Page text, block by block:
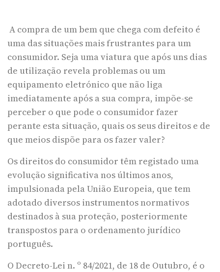
A compra de um bem que chega com defeito é
uma das situações mais frustrantes para um
consumidor. Seja uma viatura que após uns dias
de utilização revela problemas ou um
equipamento eletrónico que não liga
imediatamente após a sua compra, impõe-se
perceber o que pode o consumidor fazer
perante esta situação, quais os seus direitos e de
que meios dispõe para os fazer valer?
Os direitos do consumidor têm registado uma
evolução significativa nos últimos anos,
impulsionada pela União Europeia, que tem
adotado diversos instrumentos normativos
destinados à sua proteção, posteriormente
transpostos para o ordenamento jurídico
português.
O Decreto-Lei n. º 84/2021, de 18 de Outubro, é o